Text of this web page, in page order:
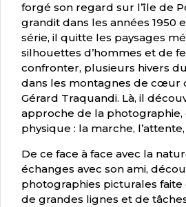
forgé son regard sur l’île de
grandit dans les années 1950
série, il quitte les paysages
silhouettes d’hommes et de
confronter, plusieurs hivers
dans les montagnes de cœur
Gérard Traquandi. Là, il
approche de la photographie,
physique : la marche, l’attente,
De ce face à face avec la
échanges avec son ami,
photographies picturales faite
de grandes lignes et de